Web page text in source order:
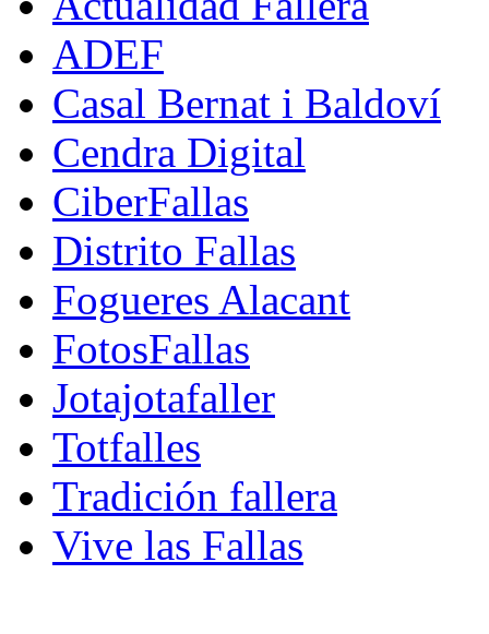
ADEF
Casal Bernat i Baldoví
Cendra Digital
CiberFallas
Distrito Fallas
Fogueres Alacant
FotosFallas
Jotajotafaller
Totfalles
Tradición fallera
Vive las Fallas